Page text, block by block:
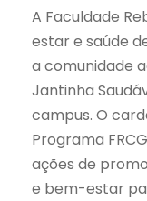
A Faculdade
estar e saúde
a comunidade
Jantinha
campus. O
Programa
ações de
e bem-estar